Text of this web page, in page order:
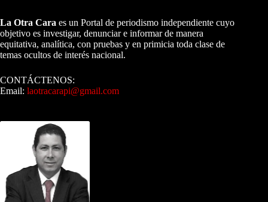
La Otra Cara es un Portal de periodismo independiente cuyo
objetivo es investigar, denunciar e informar de manera
equitativa, analítica, con pruebas y en primicia toda clase de
temas ocultos de interés nacional.
CONTÁCTENOS:
Email: laotracarapi@gmail.com